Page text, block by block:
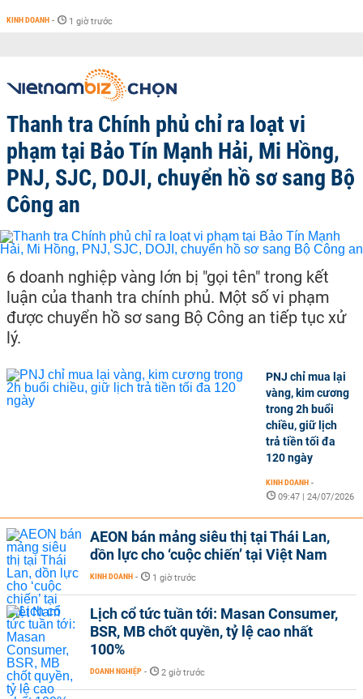
KINH DOANH - 1 giờ trước
Thanh tra Chính phủ chỉ ra loạt vi
phạm tại Bảo Tín Mạnh Hải, Mi Hồng,
PNJ, SJC, DOJI, chuyển hồ sơ sang Bộ
Công an
6 doanh nghiệp vàng lớn bị "gọi tên" trong kết
luận của thanh tra chính phủ. Một số vi phạm
được chuyển hồ sơ sang Bộ Công an tiếp tục xử
lý.
PNJ chỉ mua lại
vàng, kim cương
trong 2h buổi
chiều, giữ lịch
trả tiền tối đa
120 ngày
KINH DOANH -
09:47 | 24/07/2026
AEON bán mảng siêu thị tại Thái Lan,
dồn lực cho ‘cuộc chiến’ tại Việt Nam
KINH DOANH - 1 giờ trước
Lịch cổ tức tuần tới: Masan Consumer,
BSR, MB chốt quyền, tỷ lệ cao nhất
100%
DOANH NGHIỆP - 2 giờ trước